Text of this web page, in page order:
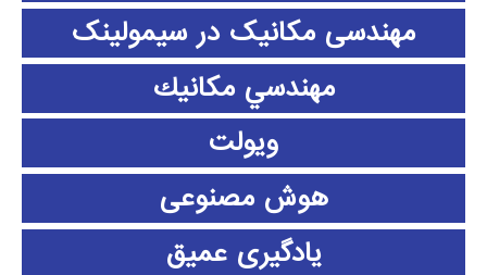
مهندسی مکانیک در سیمولینک
مهندسي مكانيك
ویولت
هوش مصنوعی
یادگیری عمیق